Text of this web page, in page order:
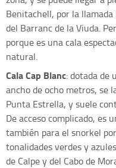
Benitachell, por la
del Barranc de la Viuda.
porque es una cala
natural.
Cala Cap Blanc: dotada de
ancho de ocho metros, se
Punta Estrella, y suele
De acceso complicado, es
también para el snorkel
tonalidades verdes y
de Calpe y del Cabo de